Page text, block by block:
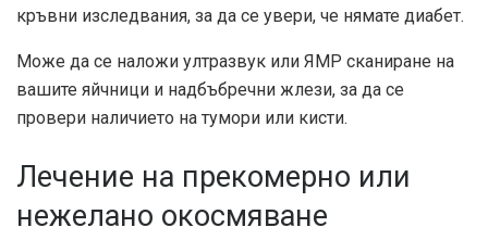
кръвни изследвания, за да се увери, че нямате диабет.
Може да се наложи ултразвук или ЯМР сканиране на
вашите яйчници и надбъбречни жлези, за да се
провери наличието на тумори или кисти.
Лечение на прекомерно или
нежелано окосмяване